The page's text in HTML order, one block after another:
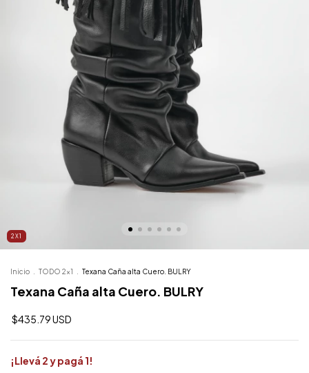
2X1
Inicio TODO 2x1 Texana Caña alta Cuero. BULRY
Texana Caña alta Cuero. BULRY
$435.79 USD
¡Llevá 2 y pagá 1!